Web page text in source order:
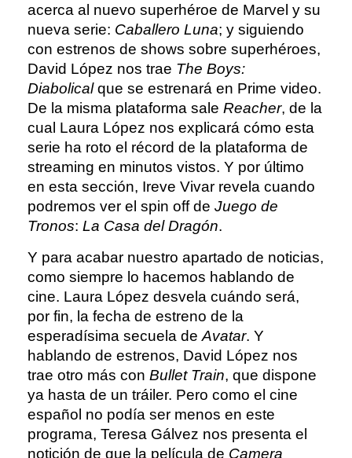
acerca al nuevo superhéroe de Marvel y su
nueva serie: Caballero Luna; y siguiendo
con estrenos de shows sobre superhéroes,
David López nos trae The Boys:
Diabolicalque se estrenará en Prime video.
De la misma plataforma sale Reacher, de la
cual Laura López nos explicará cómo esta
serie ha roto el récord de la plataforma de
streaming en minutos vistos. Y por último
en esta sección, Ireve Vivar revela cuando
podremos ver el spin off de Juego de
Tronos: La Casa del Dragón.
Y para acabar nuestro apartado de noticias,
como siempre lo hacemos hablando de
cine. Laura López desvela cuándo será,
por fin, la fecha de estreno de la
esperadísima secuela deAvatar. Y
hablando de estrenos, David López nos
trae otro más con Bullet Train, que dispone
ya hasta de un tráiler. Pero como el cine
español no podía ser menos en este
programa, Teresa Gálvez nos presenta el
notición de que la película de Camera